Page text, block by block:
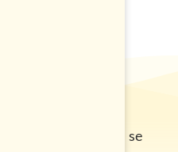
počeli su da se